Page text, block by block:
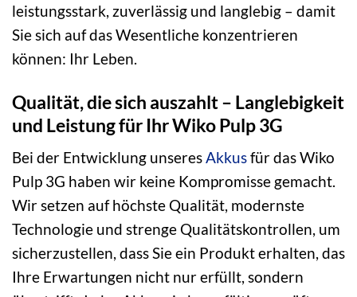
leistungsstark, zuverlässig und langlebig – damit
Sie sich auf das Wesentliche konzentrieren
können: Ihr Leben.
Qualität, die sich auszahlt – Langlebigkeit
und Leistung für Ihr Wiko Pulp 3G
Bei der Entwicklung unseresAkkusfür das Wiko
Pulp 3G haben wir keine Kompromisse gemacht.
Wir setzen auf höchste Qualität, modernste
Technologie und strenge Qualitätskontrollen, um
sicherzustellen, dass Sie ein Produkt erhalten, das
Ihre Erwartungen nicht nur erfüllt, sondern